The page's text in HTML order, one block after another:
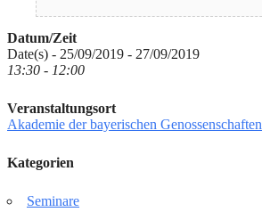
Datum/Zeit
Date(s) - 25/09/2019 - 27/09/2019
13:30 - 12:00
Veranstaltungsort
Akademie der bayerischen Genossenschaften
Kategorien
Seminare